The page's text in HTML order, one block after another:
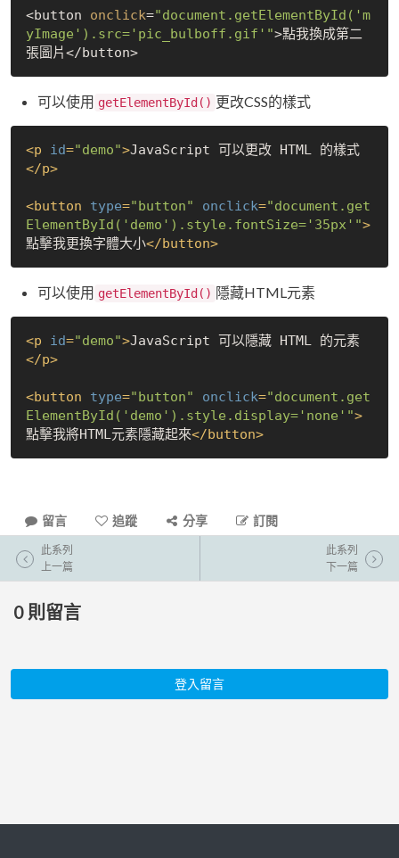
<button onclick="document.getElementById('m
yImage').src='pic_bulboff.gif'">點我換成第二
張圖片</button>
可以使用 getElementById() 更改CSS的樣式
<p id="demo">JavaScript 可以更改 HTML 的樣式
</p>
<button type="button" onclick="document.get
ElementById('demo').style.fontSize='35px'">
點擊我更換字體大小</button>
可以使用 getElementById() 隱藏HTML元素
<p id="demo">JavaScript 可以隱藏 HTML 的元素
</p>
<button type="button" onclick="document.get
ElementById('demo').style.display='none'">
點擊我將HTML元素隱藏起來</button>
留言 追蹤 分享 訂閱
此系列
上一篇
此系列
下一篇
0 則留言
登入留言